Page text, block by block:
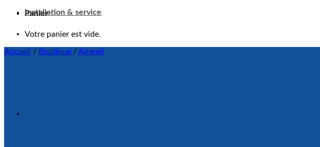
Installation & service
Accueil / Boutique /Airwell